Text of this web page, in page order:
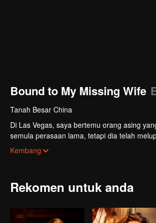
Bound to My Missing Wife
Tanah Besar China
Di Las Vegas, saya bertemu orang asing
semula perasaan lama, tetapi dia telah
mahu bercerai dengan isteri misterinya—saya.
Kembang
Rekomen untuk anda